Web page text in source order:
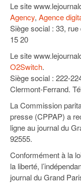
Transport
Marchés
91
92
94
95
Agenda
Ecouter les
Lire les
Le site
Agency, Agence
Siège social : 33, rue
15 20
Le site
O2Switch.
Siège social : 222-
Clermont-Ferrand.
La Commission
presse (CPPAP) a
ligne au journal du
92555.
Conformément à la
la liberté,
journal du Grand